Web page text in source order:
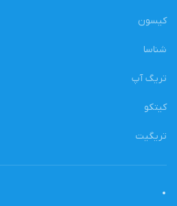
کیسون
شناسا
تریگ آپ
کیتکو
تریگیت